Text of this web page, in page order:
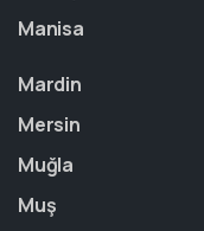
Manisa
Mardin
Mersin
Muğla
Muş